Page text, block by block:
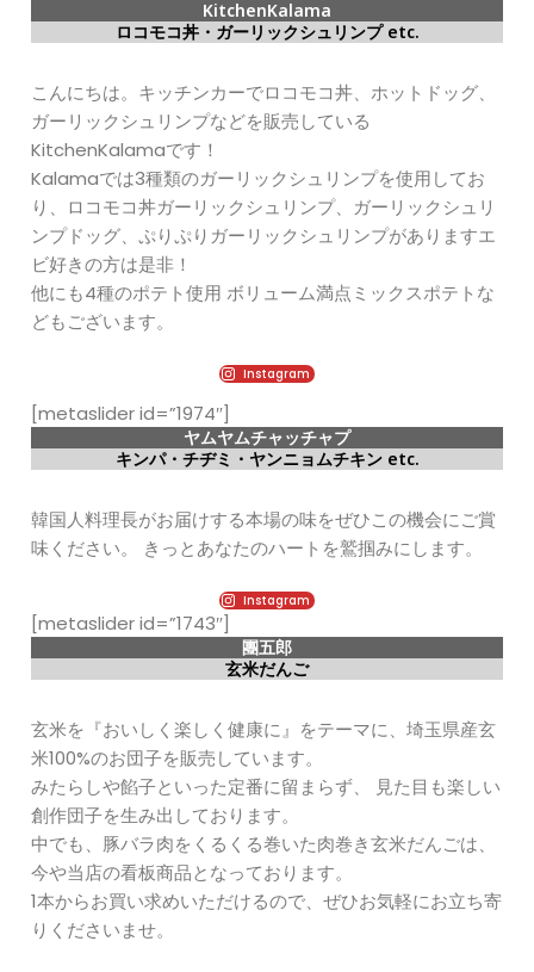
KitchenKalama
ロコモコ丼・ガーリックシュリンプ etc.
こんにちは。キッチンカーでロコモコ丼、ホットドッグ、
ガーリックシュリンプなどを販売している
KitchenKalamaです！
Kalamaでは3種類のガーリックシュリンプを使用してお
り、ロコモコ丼ガーリックシュリンプ、ガーリックシュリ
ンプドッグ、ぷりぷりガーリックシュリンプがありますエ
ビ好きの方は是非！
他にも4種のポテト使用 ボリューム満点ミックスポテトな
どもございます。
Instagram
[metaslider id=”1974″]
ヤムヤムチャッチャプ
キンパ・チヂミ・ヤンニョムチキン etc.
韓国人料理長がお届けする本場の味をぜひこの機会にご賞
味ください。 きっとあなたのハートを鷲掴みにします。
Instagram
[metaslider id=”1743″]
團五郎
玄米だんご
玄米を『おいしく楽しく健康に』をテーマに、埼玉県産玄
米100%のお団子を販売しています。
みたらしや餡子といった定番に留まらず、 見た目も楽しい
創作団子を生み出しております。
中でも、豚バラ肉をくるくる巻いた肉巻き玄米だんごは、
今や当店の看板商品となっております。
1本からお買い求めいただけるので、ぜひお気軽にお立ち寄
りくださいませ。